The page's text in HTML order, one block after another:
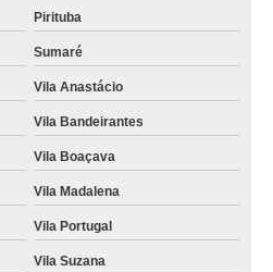
Pirituba
Sumaré
Vila Anastácio
Vila Bandeirantes
Vila Boaçava
Vila Madalena
Vila Portugal
Vila Suzana